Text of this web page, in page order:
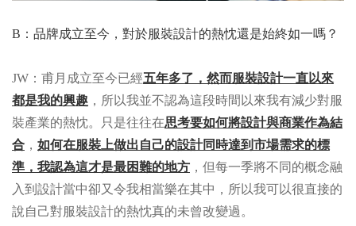
B：品牌成立至今，對於服裝設計的熱忱還是始終如一嗎？
JW：甫月成立至今已經五年多了，然而服裝設計一直以來
都是我的興趣 ，所以我並不認為這段時間以來我有減少對服
裝產業的熱忱。只是往往在思考要如何將設計與商業作為結
合 ， 如何在服裝上做出自己的設計同時達到市場需求的標
準，我認為這才是最困難的地方 ，但每一季將不同的概念融
入到設計當中卻又令我相當樂在其中，所以我可以很直接的
說自己對服裝設計的熱忱真的未曾改變過。